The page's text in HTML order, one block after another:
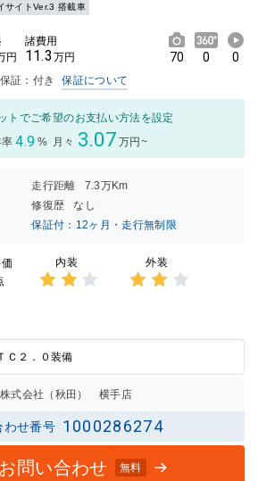
サイトVer.3 搭載車
円
諸費用
11.3 万円 70 0 0
証：付き 保証について
トでご希望のお支払い方法を設定
4.9 % 月々 3.07 万円~
走行距離
7.3万Km
修復歴
なし
保証付：12ヶ月・走行無制限
内装 外装
Ｃ２．０装備
式会社（秋田） 横手店
わせ番号 1000286274
お問い合わせ 無料